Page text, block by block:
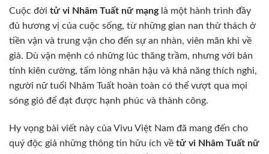
Cuộc đời tử vi Nhâm Tuất nữ mạnglà một hành trình đầy
đủ hương vị của cuộc sống, từ những gian nan thử thách ở
tiền vận và trung vận cho đến sự an nhàn, viên mãn khi về
già. Dù vận mệnh có những lúc thăng trầm, nhưng với bản
tính kiên cường, tấm lòng nhân hậu và khả năng thích nghi,
người nữ tuổi Nhâm Tuất hoàn toàn có thể vượt qua mọi
sóng gió để đạt được hạnh phúc và thành công.
Hy vọng bài viết này của Vivu Việt Nam đã mang đến cho
quý độc giả những thông tin hữu ích về tử vi Nhâm Tuất nữ